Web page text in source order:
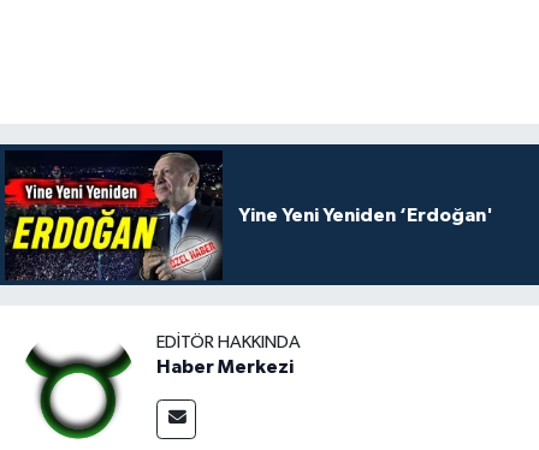
Yine Yeni Yeniden ‘Erdoğan'
EDITÖR HAKKINDA
Haber Merkezi